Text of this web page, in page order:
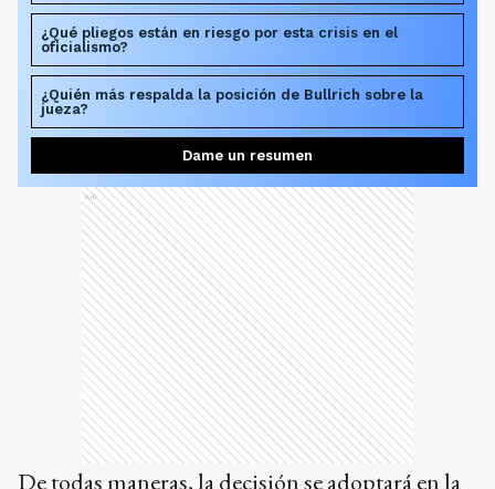
¿Qué pliegos están en riesgo por esta crisis en el
oficialismo?
¿Quién más respalda la posición de Bullrich sobre la
jueza?
Dame un resumen
Ads
De todas maneras, la decisión se adoptará en la